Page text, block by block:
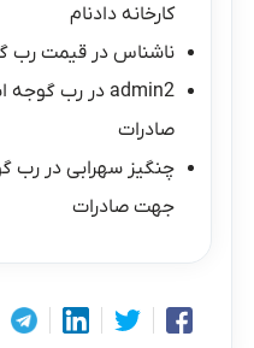
کارخانه دادنام
ناشناس درقیمت رب گوجه
admin2 دررب گوجه
صادرات
چنگیز سهرابی دررب
جهت صادرات